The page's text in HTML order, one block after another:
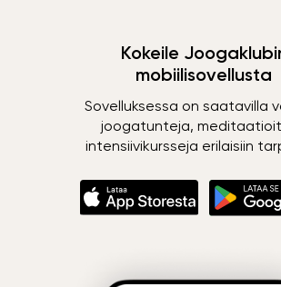
Kokeile
mobiilisovellusta
Sovelluksessa on saatavilla
joogatunteja,
intensiivikursseja erilaisiin